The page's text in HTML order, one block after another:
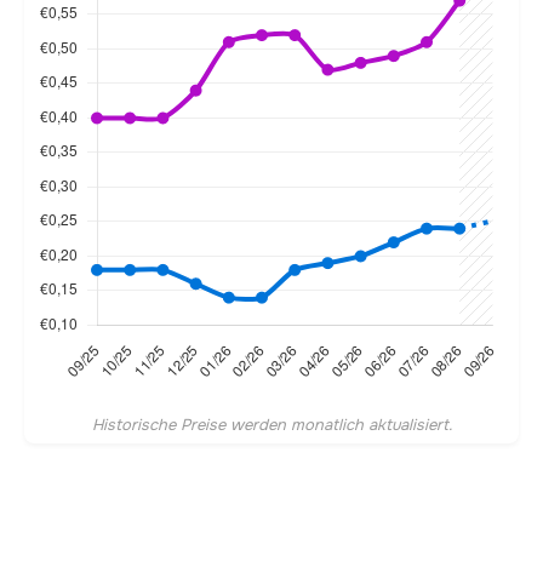
Historische Preise werden monatlich aktualisiert.